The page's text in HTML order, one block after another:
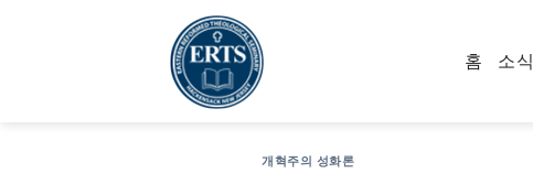
홈 소식
개혁주의 성화론